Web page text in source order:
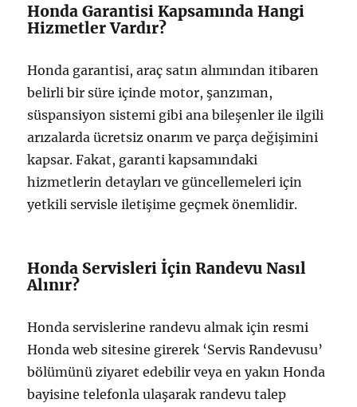
Honda Garantisi Kapsamında Hangi
Hizmetler Vardır?
Honda garantisi, araç satın alımından itibaren
belirli bir süre içinde motor, şanzıman,
süspansiyon sistemi gibi ana bileşenler ile ilgili
arızalarda ücretsiz onarım ve parça değişimini
kapsar. Fakat, garanti kapsamındaki
hizmetlerin detayları ve güncellemeleri için
yetkili servisle iletişime geçmek önemlidir.
Honda Servisleri İçin Randevu Nasıl
Alınır?
Honda servislerine randevu almak için resmi
Honda web sitesine girerek ‘Servis Randevusu’
bölümünü ziyaret edebilir veya en yakın Honda
bayisine telefonla ulaşarak randevu talep